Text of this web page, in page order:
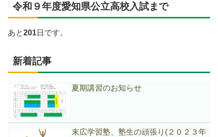
令和９年度愛知県公立高校入試まで
あと201日です。
新着記事
夏期講習のお知らせ
末広学習塾、塾生の頑張り(２０２３年